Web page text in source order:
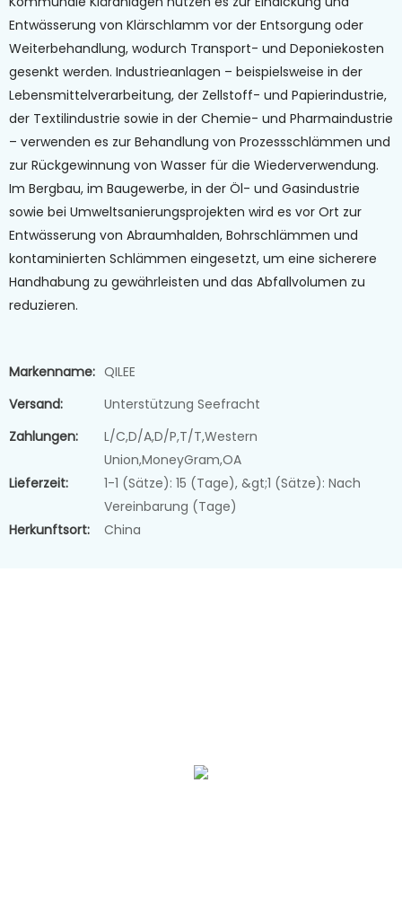
Entwässerung von Klärschlamm vor der Entsorgung oder
Weiterbehandlung, wodurch Transport- und Deponiekosten
gesenkt werden. Industrieanlagen – beispielsweise in der
Lebensmittelverarbeitung, der Zellstoff- und Papierindustrie,
der Textilindustrie sowie in der Chemie- und Pharmaindustrie
– verwenden es zur Behandlung von Prozessschlämmen und
zur Rückgewinnung von Wasser für die Wiederverwendung.
Im Bergbau, im Baugewerbe, in der Öl- und Gasindustrie
sowie bei Umweltsanierungsprojekten wird es vor Ort zur
Entwässerung von Abraumhalden, Bohrschlämmen und
kontaminierten Schlämmen eingesetzt, um eine sicherere
Handhabung zu gewährleisten und das Abfallvolumen zu
reduzieren.
Markenname: QILEE
Versand:
Unterstützung Seefracht
Zahlungen:
L/C,D/A,D/P,T/T,Western
Union,MoneyGram,OA
Lieferzeit:
1-1 (Sätze): 15 (Tage), &gt;1 (Sätze): Nach
Vereinbarung (Tage)
Herkunftsort:
China